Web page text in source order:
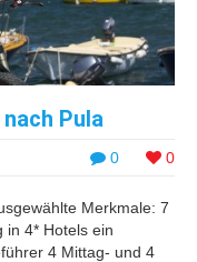
Pula
0 0
Merkmale: 7
in 4* Hotels ein
4 Mittag- und 4